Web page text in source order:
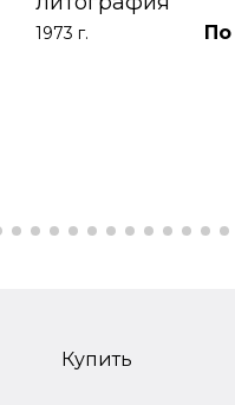
1973 г. По
Купить